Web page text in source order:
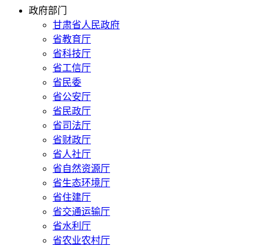
政府部门
甘肃省人民政府
省教育厅
省科技厅
省工信厅
省民委
省公安厅
省民政厅
省司法厅
省财政厅
省人社厅
省自然资源厅
省生态环境厅
省住建厅
省交通运输厅
省水利厅
省农业农村厅